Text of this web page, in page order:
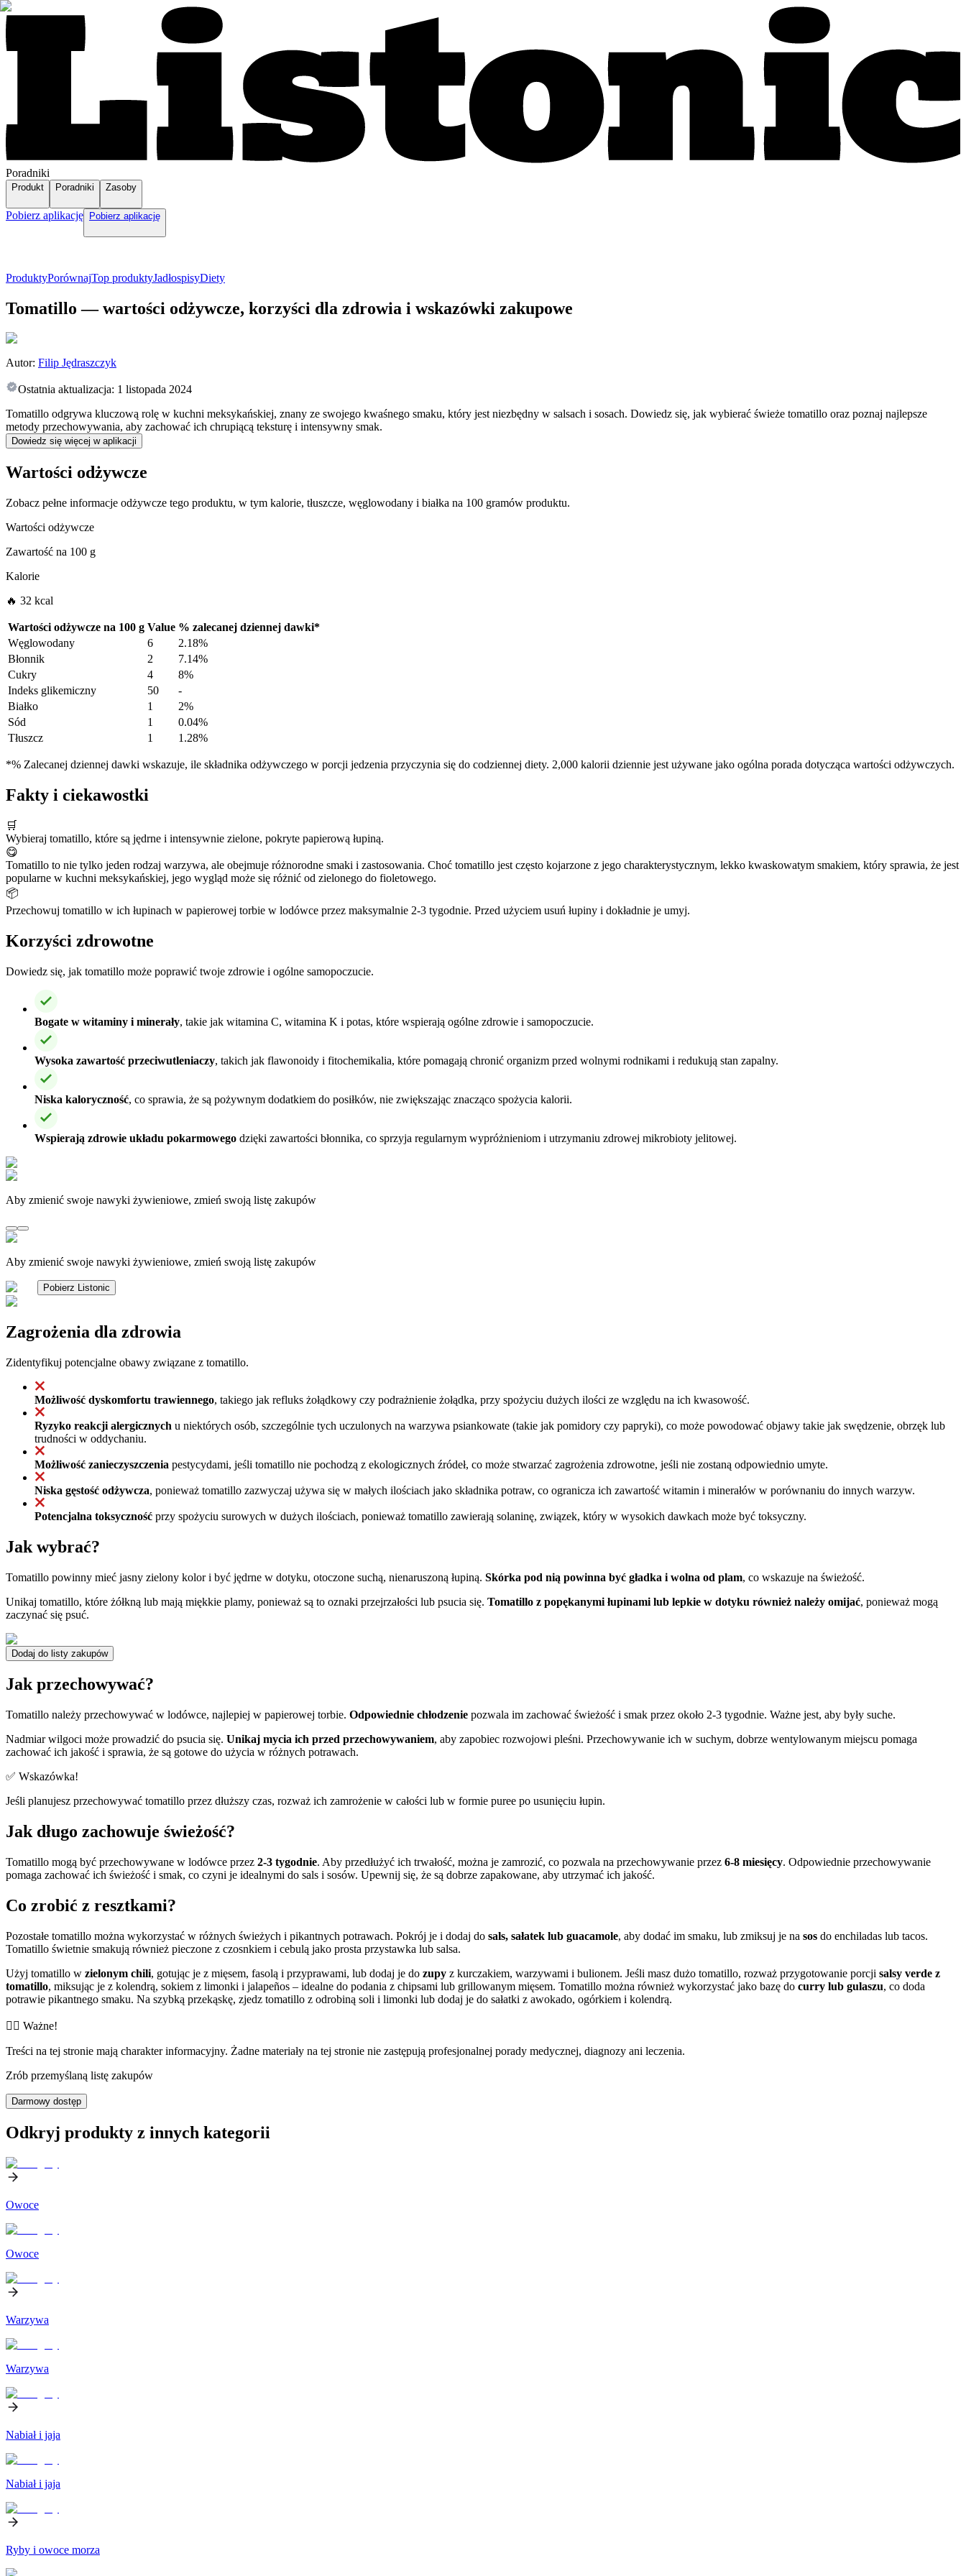
Poradniki
Produkt Poradniki Zasoby
Pobierz aplikację Pobierz aplikację
ProduktyPorównajTop produktyJadłospisyDiety
Tomatillo — wartości odżywcze, korzyści dla zdrowia i wskazówki zakupowe
Autor: Filip Jędraszczyk
Ostatnia aktualizacja: 1 listopada 2024
Tomatillo odgrywa kluczową rolę w kuchni meksykańskiej, znany ze swojego kwaśnego smaku, który jest niezbędny w salsach i sosach. Dowiedz się, jak wybierać świeże tomatillo oraz poznaj najlepsze
metody przechowywania, aby zachować ich chrupiącą teksturę i intensywny smak.
Dowiedz się więcej w aplikacji
Wartości odżywcze
Zobacz pełne informacje odżywcze tego produktu, w tym kalorie, tłuszcze, węglowodany i białka na 100 gramów produktu.
Wartości odżywcze
Zawartość na 100 g
Kalorie
🔥 32 kcal
Wartości odżywcze na 100 g Value % zalecanej dziennej dawki*
Węglowodany
6
2.18%
Błonnik
2
7.14%
Cukry
4
8%
Indeks glikemiczny
50
-
Białko
1
2%
Sód
1
0.04%
Tłuszcz
1 1.28%
*% Zalecanej dziennej dawki wskazuje, ile składnika odżywczego w porcji jedzenia przyczynia się do codziennej diety. 2,000 kalorii dziennie jest używane jako ogólna porada dotycząca wartości odżywczych.
Fakty i ciekawostki
🛒
Wybieraj tomatillo, które są jędrne i intensywnie zielone, pokryte papierową łupiną.
😋
Tomatillo to nie tylko jeden rodzaj warzywa, ale obejmuje różnorodne smaki i zastosowania. Choć tomatillo jest często kojarzone z jego charakterystycznym, lekko kwaskowatym smakiem, który sprawia, że jest
popularne w kuchni meksykańskiej, jego wygląd może się różnić od zielonego do fioletowego.
📦
Przechowuj tomatillo w ich łupinach w papierowej torbie w lodówce przez maksymalnie 2-3 tygodnie. Przed użyciem usuń łupiny i dokładnie je umyj.
Korzyści zdrowotne
Dowiedz się, jak tomatillo może poprawić twoje zdrowie i ogólne samopoczucie.
Bogate w witaminy i minerały, takie jak witamina C, witamina K i potas, które wspierają ogólne zdrowie i samopoczucie.
Wysoka zawartość przeciwutleniaczy, takich jak flawonoidy i fitochemikalia, które pomagają chronić organizm przed wolnymi rodnikami i redukują stan zapalny.
Niska kaloryczność, co sprawia, że są pożywnym dodatkiem do posiłków, nie zwiększając znacząco spożycia kalorii.
Wspierają zdrowie układu pokarmowego dzięki zawartości błonnika, co sprzyja regularnym wypróżnieniom i utrzymaniu zdrowej mikrobioty jelitowej.
Aby zmienić swoje nawyki żywieniowe, zmień swoją listę zakupów
Aby zmienić swoje nawyki żywieniowe, zmień swoją listę zakupów
Pobierz Listonic
Zagrożenia dla zdrowia
Zidentyfikuj potencjalne obawy związane z tomatillo.
Możliwość dyskomfortu trawiennego, takiego jak refluks żołądkowy czy podrażnienie żołądka, przy spożyciu dużych ilości ze względu na ich kwasowość.
Ryzyko reakcji alergicznych u niektórych osób, szczególnie tych uczulonych na warzywa psiankowate (takie jak pomidory czy papryki), co może powodować objawy takie jak swędzenie, obrzęk lub
trudności w oddychaniu.
Możliwość zanieczyszczenia pestycydami, jeśli tomatillo nie pochodzą z ekologicznych źródeł, co może stwarzać zagrożenia zdrowotne, jeśli nie zostaną odpowiednio umyte.
Niska gęstość odżywcza, ponieważ tomatillo zazwyczaj używa się w małych ilościach jako składnika potraw, co ogranicza ich zawartość witamin i minerałów w porównaniu do innych warzyw.
Potencjalna toksyczność przy spożyciu surowych w dużych ilościach, ponieważ tomatillo zawierają solaninę, związek, który w wysokich dawkach może być toksyczny.
Jak wybrać?
Tomatillo powinny mieć jasny zielony kolor i być jędrne w dotyku, otoczone suchą, nienaruszoną łupiną. Skórka pod nią powinna być gładka i wolna od plam, co wskazuje na świeżość.
Unikaj tomatillo, które żółkną lub mają miękkie plamy, ponieważ są to oznaki przejrzałości lub psucia się. Tomatillo z popękanymi łupinami lub lepkie w dotyku również należy omijać, ponieważ mogą
zaczynać się psuć.
Dodaj do listy zakupów
Jak przechowywać?
Tomatillo należy przechowywać w lodówce, najlepiej w papierowej torbie. Odpowiednie chłodzenie pozwala im zachować świeżość i smak przez około 2-3 tygodnie. Ważne jest, aby były suche.
Nadmiar wilgoci może prowadzić do psucia się. Unikaj mycia ich przed przechowywaniem, aby zapobiec rozwojowi pleśni. Przechowywanie ich w suchym, dobrze wentylowanym miejscu pomaga
zachować ich jakość i sprawia, że są gotowe do użycia w różnych potrawach.
✅ Wskazówka!
Jeśli planujesz przechowywać tomatillo przez dłuższy czas, rozważ ich zamrożenie w całości lub w formie puree po usunięciu łupin.
Jak długo zachowuje świeżość?
Tomatillo mogą być przechowywane w lodówce przez 2-3 tygodnie. Aby przedłużyć ich trwałość, można je zamrozić, co pozwala na przechowywanie przez 6-8 miesięcy. Odpowiednie przechowywanie
pomaga zachować ich świeżość i smak, co czyni je idealnymi do sals i sosów. Upewnij się, że są dobrze zapakowane, aby utrzymać ich jakość.
Co zrobić z resztkami?
Pozostałe tomatillo można wykorzystać w różnych świeżych i pikantnych potrawach. Pokrój je i dodaj do sals, sałatek lub guacamole, aby dodać im smaku, lub zmiksuj je na sos do enchiladas lub tacos.
Tomatillo świetnie smakują również pieczone z czosnkiem i cebulą jako prosta przystawka lub salsa.
Użyj tomatillo w zielonym chili, gotując je z mięsem, fasolą i przyprawami, lub dodaj je do zupy z kurczakiem, warzywami i bulionem. Jeśli masz dużo tomatillo, rozważ przygotowanie porcji salsy verde z
tomatillo, miksując je z kolendrą, sokiem z limonki i jalapeños – idealne do podania z chipsami lub grillowanym mięsem. Tomatillo można również wykorzystać jako bazę do curry lub gulaszu, co doda
potrawie pikantnego smaku. Na szybką przekąskę, zjedz tomatillo z odrobiną soli i limonki lub dodaj je do sałatki z awokado, ogórkiem i kolendrą.
👨‍⚕️️ Ważne!
Treści na tej stronie mają charakter informacyjny. Żadne materiały na tej stronie nie zastępują profesjonalnej porady medycznej, diagnozy ani leczenia.
Zrób przemyślaną listę zakupów
Darmowy dostęp
Odkryj produkty z innych kategorii
Owoce
Owoce
Warzywa
Warzywa
Nabiał i jaja
Nabiał i jaja
Ryby i owoce morza